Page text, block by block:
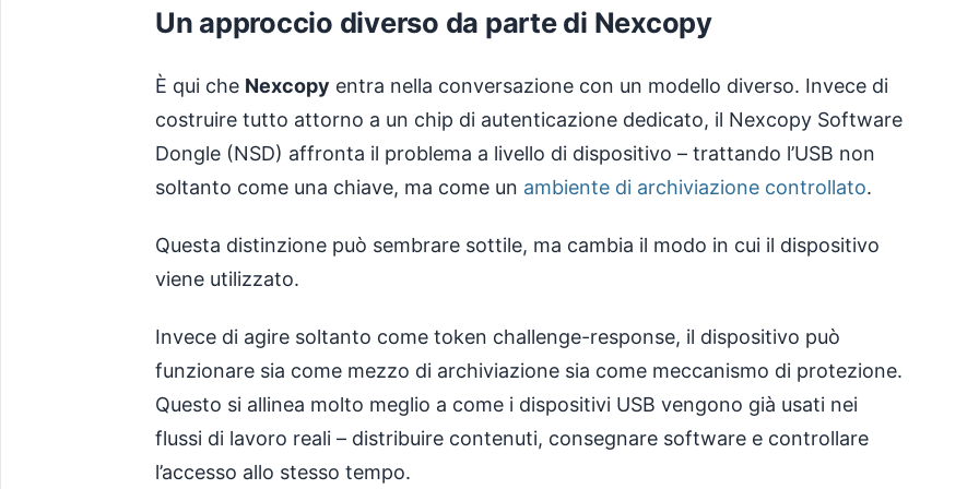
Un approccio diverso da parte di Nexcopy
È qui che Nexcopy entra nella conversazione con un modello diverso. Invece di
costruire tutto attorno a un chip di autenticazione dedicato, il Nexcopy Software
Dongle (NSD) affronta il problema a livello di dispositivo – trattando l’USB non
soltanto come una chiave, ma come un ambiente di archiviazione controllato.
Questa distinzione può sembrare sottile, ma cambia il modo in cui il dispositivo
viene utilizzato.
Invece di agire soltanto come token challenge-response, il dispositivo può
funzionare sia come mezzo di archiviazione sia come meccanismo di protezione.
Questo si allinea molto meglio a come i dispositivi USB vengono già usati nei
flussi di lavoro reali – distribuire contenuti, consegnare software e controllare
l’accesso allo stesso tempo.